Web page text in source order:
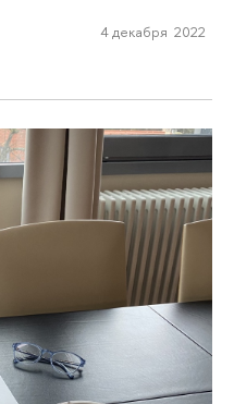
4 декабря 2022